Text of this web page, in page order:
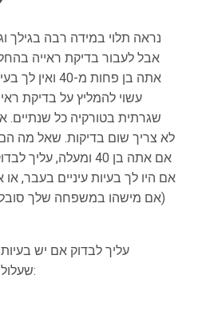
נראה תלוי במידה רבה בגילך
אבל לעבור בדיקת ראייה
אתה בן פחות מ-
שגרתית בטורקיה כל שנתיים.
לא צריך שום בדיקות. שאל מה
אם היו לך בעיות עיניים בעבר,
(אם מישהו במשפחה שלך
עליך לבדוק אם יש
שעלולות להשפיע על ראייתך, כמו: